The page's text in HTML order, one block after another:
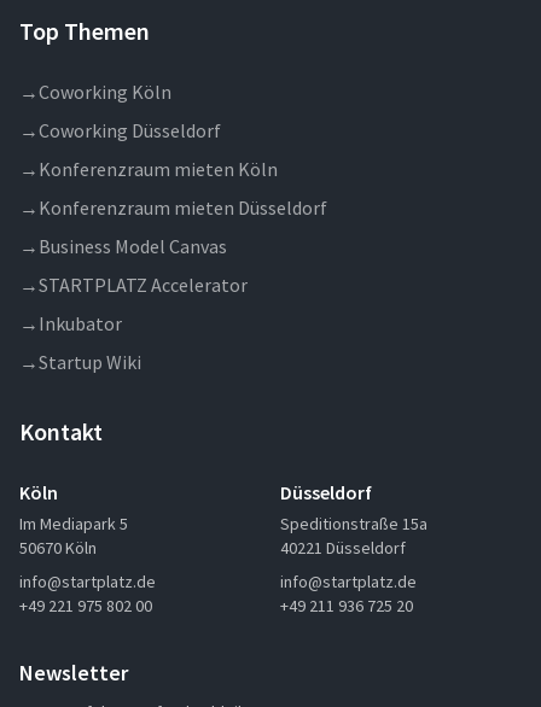
Top Themen
→Coworking Köln
→Coworking Düsseldorf
→ Konferenzraum mieten Köln
→ Konferenzraum mieten Düsseldorf
→ Business Model Canvas
→STARTPLATZ Accelerator
→ Inkubator
→Startup Wiki
Kontakt
Köln
Im Mediapark 5
50670 Köln
info@startplatz.de
+49 221 975 802 00
Düsseldorf
Speditionstraße 15a
40221 Düsseldorf
info@startplatz.de
+49 211 936 725 20
Newsletter